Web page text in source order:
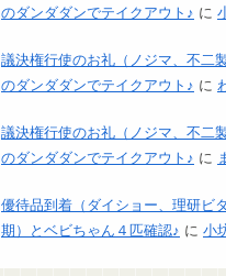
のダンダダンでテイクアウト♪ に
議決権行使のお礼（ノジマ、不二
のダンダダンでテイクアウト♪ に
議決権行使のお礼（ノジマ、不二
のダンダダンでテイクアウト♪ に
優待品到着（ダイショー、理研ビ
期）とベビちゃん４匹確認♪ に 小